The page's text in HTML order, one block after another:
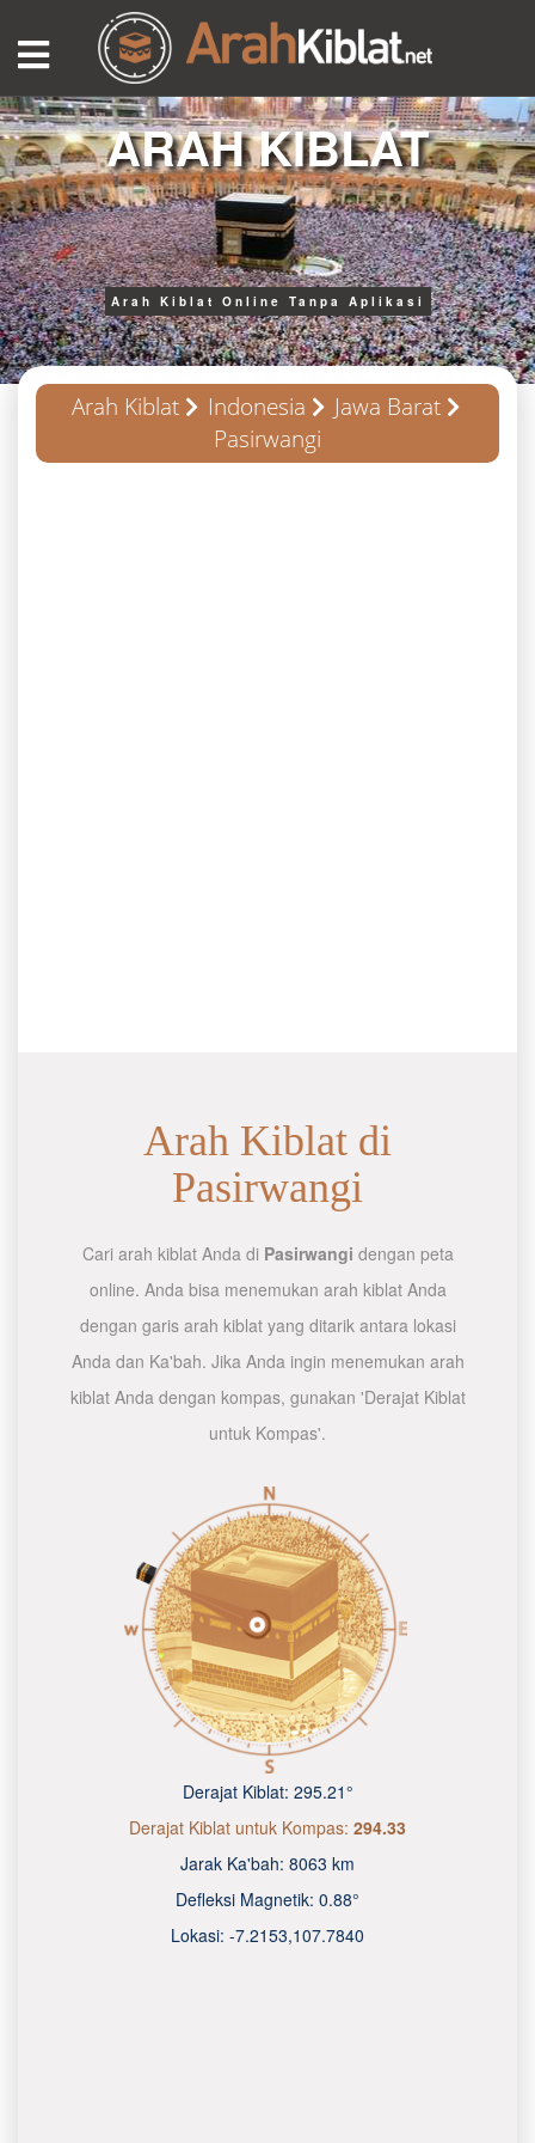
ARAH KIBLAT
Arah Kiblat Online Tanpa Aplikasi
Arah Kiblat Indonesia
Jawa Barat
Pasirwangi
Arah Kiblat di
Pasirwangi
Cari arah kiblat Anda di Pasirwangi dengan peta
online. Anda bisa menemukan arah kiblat Anda
dengan garis arah kiblat yang ditarik antara lokasi
Anda dan Ka'bah. Jika Anda ingin menemukan arah
kiblat Anda dengan kompas, gunakan 'Derajat Kiblat
untuk Kompas'.
Derajat Kiblat: 295.21°
Derajat Kiblat untuk Kompas: 294.33
Jarak Ka'bah: 8063 km
Defleksi Magnetik: 0.88°
Lokasi: -7.2153,107.7840